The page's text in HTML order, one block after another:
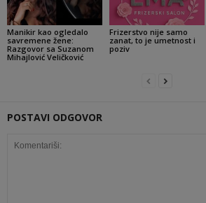
Manikir kao ogledalo
savremene žene:
Razgovor sa Suzanom
Mihajlović Veličković
Frizerstvo nije samo
zanat, to je umetnost i
poziv
POSTAVI ODGOVOR